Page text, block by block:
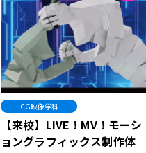
CG映像学科
【来校】LIVE！MV！モーシ
ョングラフィックス制作体